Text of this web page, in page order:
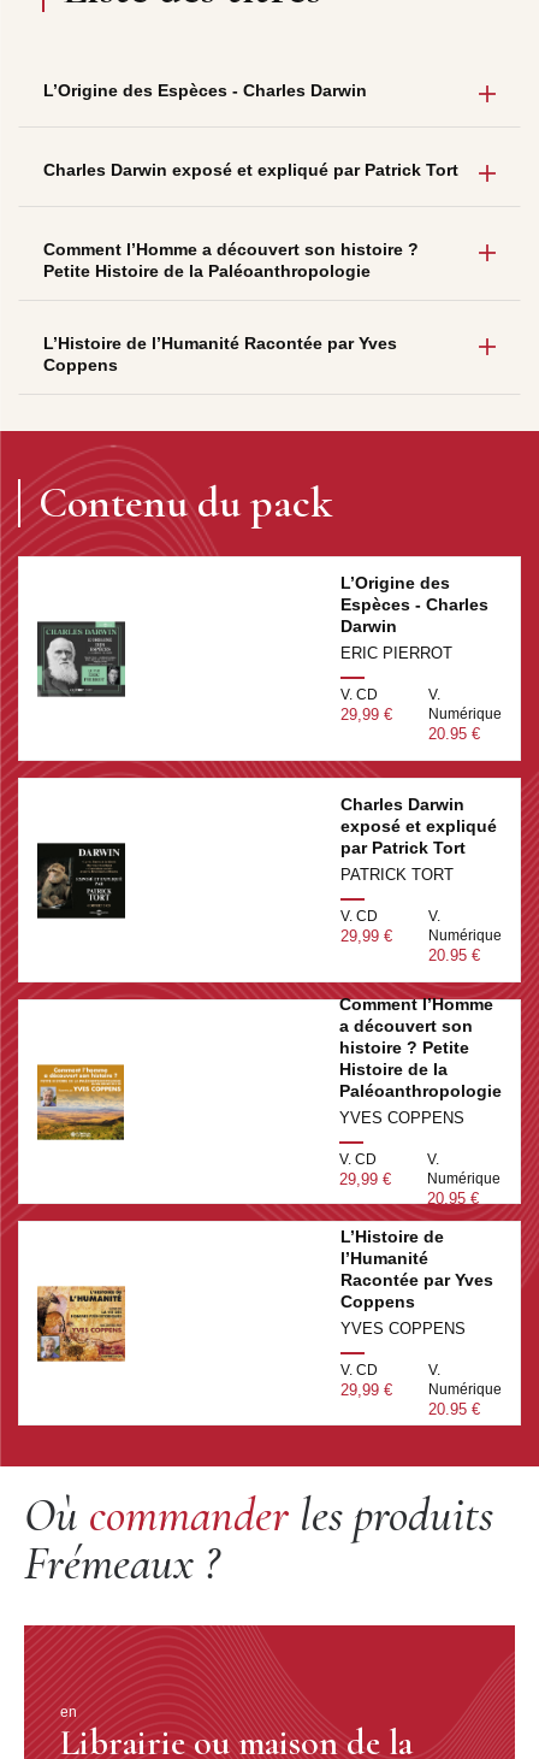
L’Origine des Espèces - Charles Darwin
Charles Darwin exposé et expliqué par Patrick Tort
Comment l’Homme a découvert son histoire ?
Petite Histoire de la Paléoanthropologie
L’Histoire de l’Humanité Racontée par Yves
Coppens
Contenu du pack
L’Origine des
Espèces - Charles
Darwin
ERIC PIERROT
V. CD
29,99 €
V.
Numérique
20.95 €
Charles Darwin
exposé et expliqué
par Patrick Tort
PATRICK TORT
V. CD
29,99 €
V.
Numérique
20.95 €
Comment l’Homme
a découvert son
histoire ? Petite
Histoire de la
Paléoanthropologie
YVES COPPENS
V. CD
29,99 €
V.
Numérique
20.95 €
L’Histoire de
l’Humanité
Racontée par Yves
Coppens
YVES COPPENS
V. CD
29,99 €
V.
Numérique
20.95 €
Où commander les produits
Frémeaux ?
en
Librairie ou maison de la